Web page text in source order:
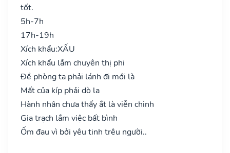
tốt.
5h-7h
17h-19h
Xích khẩu:XẤU
Xích khẩu lắm chuyên thị phi
Đề phòng ta phải lánh đi mới là
Mất của kíp phải dò la
Hành nhân chưa thấy ắt là viễn chinh
Gia trạch lắm việc bất bình
Ốm đau vì bởi yêu tinh trêu người..